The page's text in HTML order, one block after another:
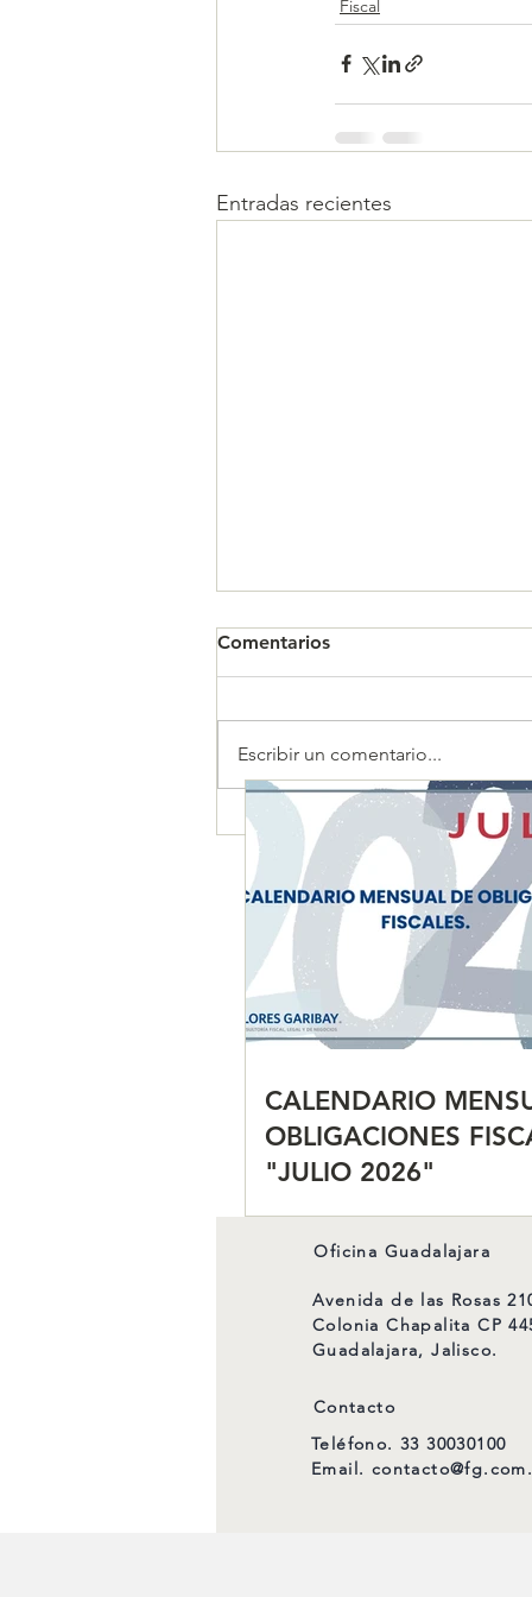
Fiscal
Entradas recientes
CALENDARIO MENSUAL DE
OBLIGACIONES FISCALES
"JULIO 2026"
Comentarios
Escribir un comentario...
CALENDARIO
OBLIGACIONES
"JULIO 2026"
Oficina Guadalajara
Avenida de las Rosas
Colonia Chapalita CP
Guadalajara, Jalisco.
Contacto
Teléfono. 33 30030100
Email.